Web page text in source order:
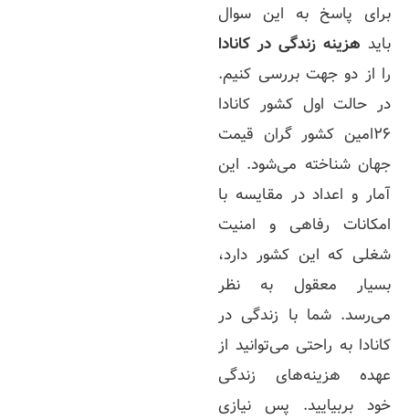
برای پاسخ به این سوال
باید هزینه زندگی در کانادا
را از دو جهت بررسی کنیم.
در حالت اول کشور کانادا
26امین کشور گران قیمت
جهان شناخته می‌شود. این
آمار و اعداد در مقایسه با
امکانات رفاهی و امنیت
شغلی که این کشور دارد،
بسیار معقول به نظر
می‌رسد. شما با زندگی در
کانادا به راحتی می‌توانید از
عهده هزینه‌های زندگی
خود بربیایید. پس نیازی